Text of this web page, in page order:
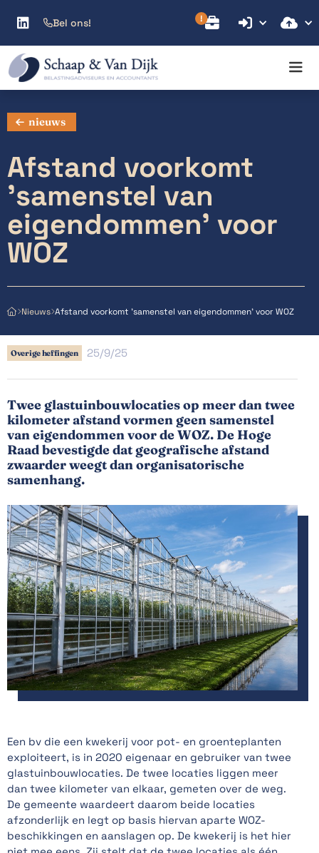
Bel ons!
  
nieuws
Afstand voorkomt
'samenstel van
eigendommen' voor
WOZ
NieuwsAfstand voorkomt 'samenstel van eigendommen' voor WOZ
Overige heffingen 25/9/25
Twee glastuinbouwlocaties op meer dan twee
kilometer afstand vormen geen samenstel
van eigendommen voor de WOZ. De Hoge
Raad bevestigde dat geografische afstand
zwaarder weegt dan organisatorische
samenhang.
Een bv die een kwekerij voor pot- en groenteplanten
exploiteert, is in 2020 eigenaar en gebruiker van twee
glastuinbouwlocaties. De twee locaties liggen meer
dan twee kilometer van elkaar, gemeten over de weg.
De gemeente waardeert daarom beide locaties
afzonderlijk en legt op basis hiervan aparte WOZ-
beschikkingen en aanslagen op. De kwekerij is het hier